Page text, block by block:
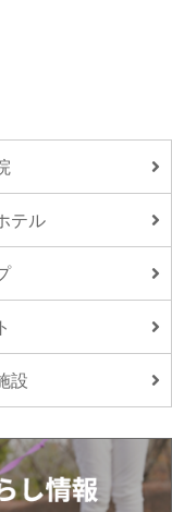
テル
設